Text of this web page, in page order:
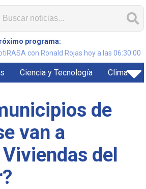
programa:
con Ronald Rojas hoy a las 06:30:00
Ciencia y Tecnología Clima
de
van a
del